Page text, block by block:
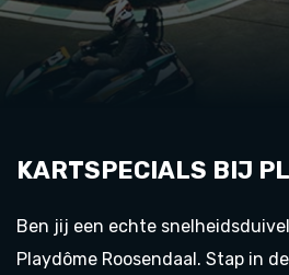
KARTSPECIALS BIJ
Ben jij een echte
Playdôme Roosendaal. Stap in